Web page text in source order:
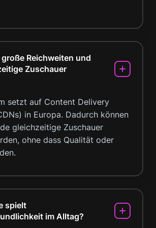
Reichweiten und
Zuschauer
setzt auf Content Delivery
in Europa. Dadurch können
gleichzeitige Zuschauer
ohne dass Qualität oder
spielt
im Alltag?